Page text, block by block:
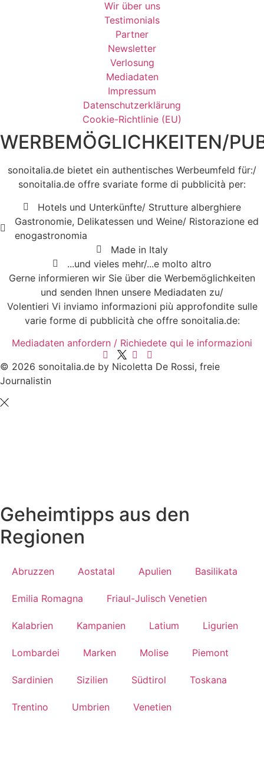
Wir über uns
Testimonials
Partner
Newsletter
Verlosung
Mediadaten
Impressum
Datenschutzerklärung
Cookie-Richtlinie (EU)
WERBEMÖGLICHKEITEN/
sonoitalia.de bietet ein authentisches Werbeumfeld für:/
sonoitalia.de offre svariate forme di pubblicità per:
Hotels und Unterkünfte/ Strutture alberghiere
Gastronomie, Delikatessen und Weine/ Ristorazione ed
enogastronomia
Made in Italy
...und vieles mehr/...e molto altro
Gerne informieren wir Sie über die Werbemöglichkeiten
und senden Ihnen unsere Mediadaten zu/
Volentieri Vi inviamo informazioni più approfondite sulle
varie forme di pubblicità che offre sonoitalia.de:
Mediadaten anfordern / Richiedete qui le informazioni
© 2026 sonoitalia.de by Nicoletta De Rossi, freie
Journalistin
Geheimtipps aus den
Regionen
Abruzzen Aostatal Apulien Basilikata
Emilia Romagna Friaul-Julisch Venetien
Kalabrien Kampanien Latium Ligurien
Lombardei Marken Molise Piemont
Sardinien Sizilien Südtirol Toskana
Trentino Umbrien Venetien